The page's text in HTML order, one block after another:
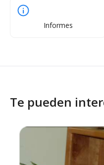
Informes
Te pueden